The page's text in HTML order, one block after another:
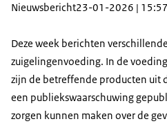
Nieuwsbericht23-01-2026 | 15:57
Deze week berichten
zuigelingenvoeding. In de
zijn de betreffende producten uit
een publiekswaarschuwing
zorgen kunnen maken over de